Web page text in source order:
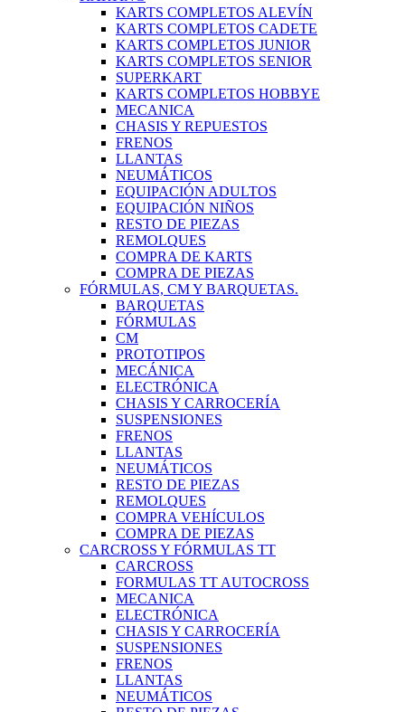
KARTS COMPLETOS ALEVÍN
KARTS COMPLETOS CADETE
KARTS COMPLETOS JUNIOR
KARTS COMPLETOS SENIOR
SUPERKART
KARTS COMPLETOS HOBBYE
MECANICA
CHASIS Y REPUESTOS
FRENOS
LLANTAS
NEUMÁTICOS
EQUIPACIÓN ADULTOS
EQUIPACIÓN NIÑOS
RESTO DE PIEZAS
REMOLQUES
COMPRA DE KARTS
COMPRA DE PIEZAS
FÓRMULAS, CM Y BARQUETAS.
BARQUETAS
FÓRMULAS
CM
PROTOTIPOS
MECÁNICA
ELECTRÓNICA
CHASIS Y CARROCERÍA
SUSPENSIONES
FRENOS
LLANTAS
NEUMÁTICOS
RESTO DE PIEZAS
REMOLQUES
COMPRA VEHÍCULOS
COMPRA DE PIEZAS
CARCROSS Y FÓRMULAS TT
CARCROSS
FORMULAS TT AUTOCROSS
MECANICA
ELECTRÓNICA
CHASIS Y CARROCERÍA
SUSPENSIONES
FRENOS
LLANTAS
NEUMÁTICOS